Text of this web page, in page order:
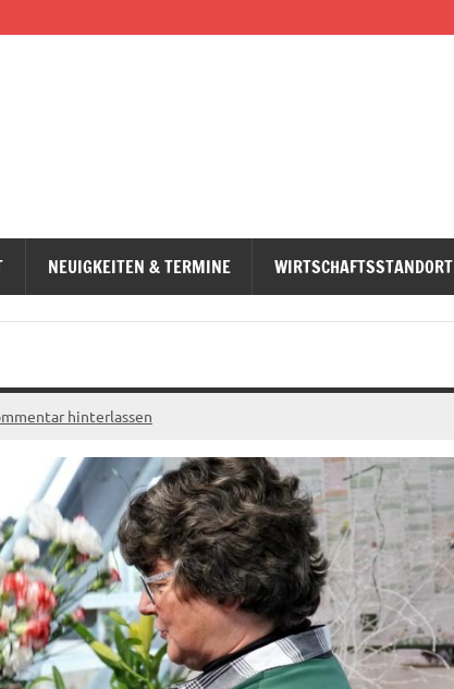
NEUIGKEITEN & TERMINE WIRTSCHAFTSSTANDORT
hinterlassen